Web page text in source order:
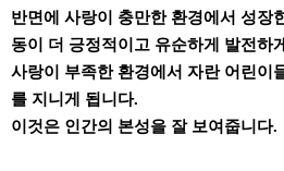
반면에 사랑이 충만한 환경에서 성장
동이 더 긍정적이고 유순하게 발전하
사랑이 부족한 환경에서 자란 어린이
를 지니게 됩니다.
이것은 인간의 본성을 잘 보여줍니다.